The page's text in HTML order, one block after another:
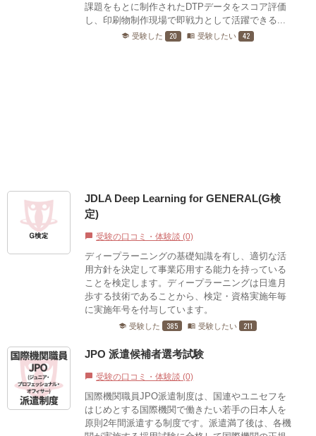
課題をもとに制作されたDTPデータをスコア評価
し、印刷物制作現場で即戦力として活躍できる...
school 受験した 20 menu_book 受験したい 42
JDLA Deep Learning for GENERAL(G検
定)
chat_bubble 受験の口コミ・体験談 (0)
ディープラーニングの基礎知識を有し、適切な活
用方針を決定して事業応用する能力を持っている
ことを検定します。ディープラーニングは日進月
歩する技術であることから、検定・資格実施年毎
に実施年号を付与しています。
school 受験した 385 menu_book 受験したい 211
JPO 派遣候補者選考試験
chat_bubble 受験の口コミ・体験談 (0)
国際機関職員JPO派遣制度は、国連やユニセフを
はじめとする国際機関で働きたい若手の日本人を
原則2年間派遣する制度です。派遣満了後は、各機